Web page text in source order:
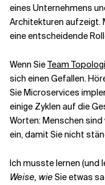
eines Unternehmens
Architekturen aufzeigt.
eine entscheidende
Wenn SieTeam
sich einen Gefallen.
Sie Microservices
einige Zyklen auf die
Worten: Menschen
ein, damit Sie nicht
Ich musste lernen (und
Weise, wieSie etwas